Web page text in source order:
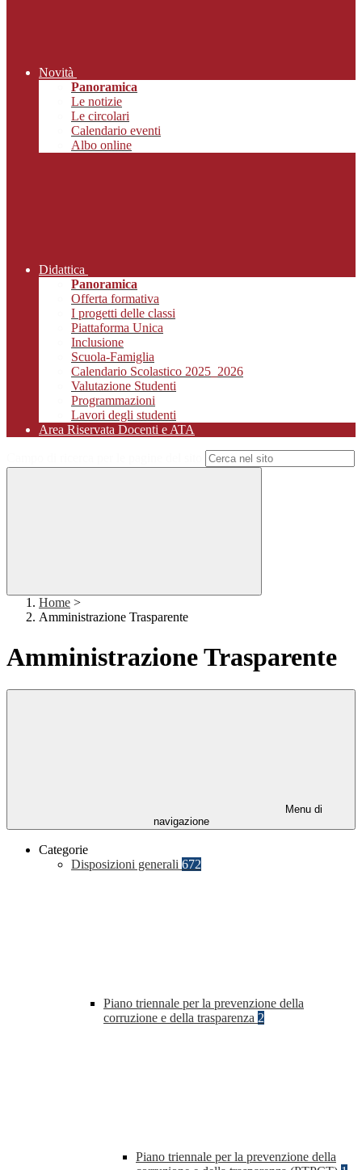
Novità
Panoramica
Le notizie
Le circolari
Calendario eventi
Albo online
Didattica
Panoramica
Offerta formativa
I progetti delle classi
Piattaforma Unica
Inclusione
Scuola-Famiglia
Calendario Scolastico 2025_2026
Valutazione Studenti
Programmazioni
Lavori degli studenti
Area Riservata Docenti e ATA
Home >
Amministrazione Trasparente
Amministrazione Trasparente
Menu di
navigazione
Categorie
Disposizioni generali 672
Piano triennale per la prevenzione della
corruzione e della trasparenza 2
Piano triennale per la prevenzione della